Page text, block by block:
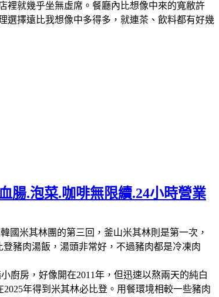
裡就幾乎坐無虛席。餐廳內比想像中來的寬敝許
選擇遠比我想像中多得多，就連茶、飲料都有好幾
腸.泡菜.咖啡無限續.24小時營業
國米其林團的第三回，釜山米其林則是第一次，
豬肉湯飯，湯頭非常好，不過豬肉都是冷凍肉
廚房，好像開在2011年，但迅速以熬兩天的純白
年得到米其林必比登。用餐環境相較一些豬肉